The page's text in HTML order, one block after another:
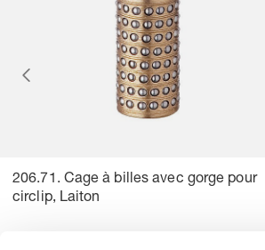
206.71. Cage à billes avec gorge pour
circlip, Laiton